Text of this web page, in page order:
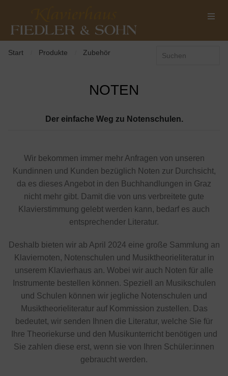
Start Produkte Zubehör
NOTEN
Der einfache Weg zu Notenschulen.
Wir bekommen immer mehr Anfragen von unseren
Kundinnen und Kunden bezüglich Noten zur Durchsicht,
da es dieses Angebot in den Buchhandlungen in Graz
nicht mehr gibt. Damit die von uns verbreitete gute
Klavierstimmung gelebt werden kann, bedarf es auch
entsprechender Literatur.
Deshalb bieten wir ab April 2024 eine große Sammlung an
Klaviernoten, Notenschulen und Musiktheorieliteratur in
unserem Klavierhaus an. Wobei wir auch Noten für alle
Instrumente bestellen können. Speziell an Musikschulen
und Schulen können wir jegliche Notenschulen und
Musiktheorieliteratur auf Kommission zustellen. Das
bedeutet, wir senden Ihnen die Literatur, welche Sie für
Ihre Theoriekurse und den Musikunterricht benötigen und
Sie zahlen diese erst, wenn sie von Ihren Schüler:innen
gebraucht werden.